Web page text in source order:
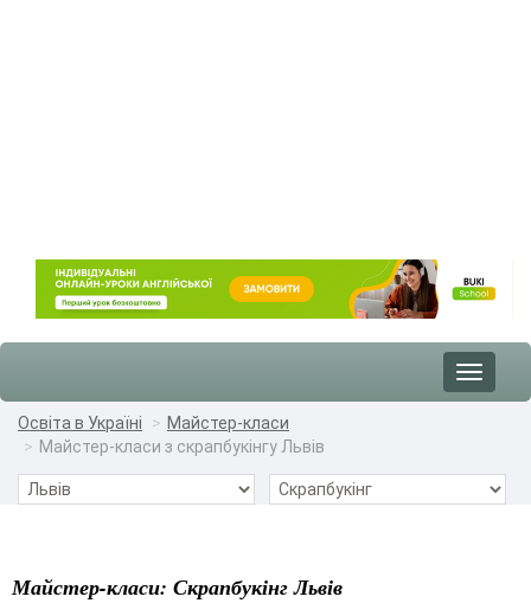
Toggle
Освіта в Україні
Майстер-класи
Майстер-класи з скрапбукінгу Львів
Майстер-класи: Скрапбукінг Львів